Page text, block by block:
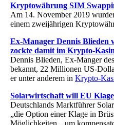
Kryptowährung SIM
Am 14. November 2019
einem zweijährigen
Ex-Manager Dennis Blieden
zockte damit im Krypto-
Dennis Blieden, Ex-Manger
bekannt, 22 Millionen US-
er unter anderem in Krypto-
Solarwirtschaft will EU
Deutschlands Marktführer
„die Option einer Klage in
Möglichkeiten, „um